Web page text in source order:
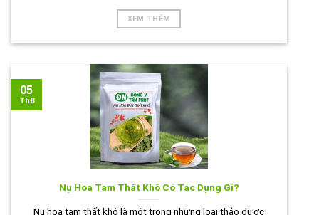
XEM THÊM
Nụ Hoa Tam Thất Khô Có Tác Dụng Gì?
Nụ hoa tam thất khô là một trong những loại thảo dược
05
Th8